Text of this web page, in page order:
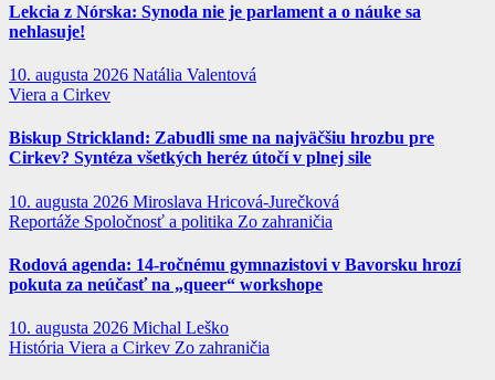
Lekcia z Nórska: Synoda nie je parlament a o náuke sa
nehlasuje!
10. augusta 2026 Natália Valentová
Viera a Cirkev
Biskup Strickland: Zabudli sme na najväčšiu hrozbu pre
Cirkev? Syntéza všetkých heréz útočí v plnej sile
10. augusta 2026 Miroslava Hricová-Jurečková
Reportáže Spoločnosť a politika Zo zahraničia
Rodová agenda: 14-ročnému gymnazistovi v Bavorsku hrozí
pokuta za neúčasť na „queer“ workshope
10. augusta 2026 Michal Leško
História Viera a Cirkev Zo zahraničia